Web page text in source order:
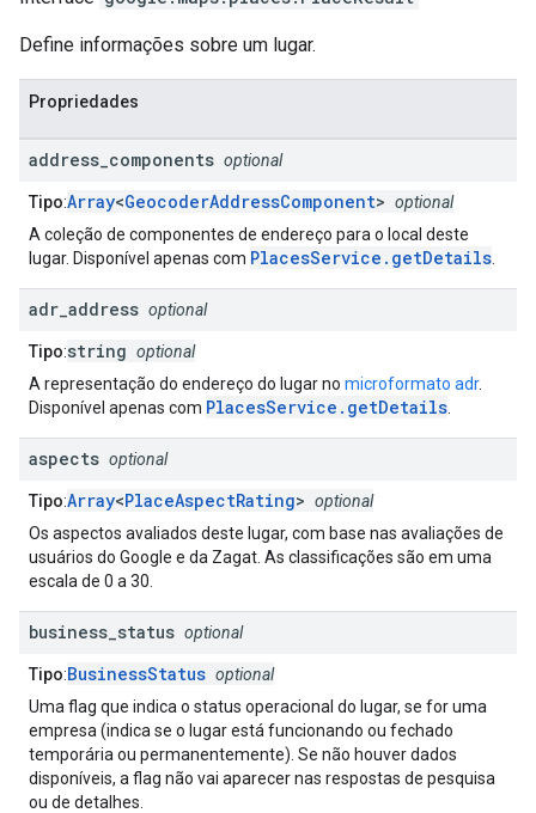
Define informações sobre um lugar.
Propriedades
address components optional
Tipo:Array<GeocoderAddressComponent> optional
A coleção de componentes de endereço para o local deste
lugar. Disponível apenas com PlacesService.getDetails
adr address optional
Tipo:string optional
A representação do endereço do lugar no microformato adr.
Disponível apenas com PlacesService.getDetails
aspects optional
Tipo:Array<PlaceAspectRating> optional
Os aspectos avaliados deste lugar, com base nas avaliações de
usuários do Google e da Zagat. As classificações são em uma
escala de 0 a 30.
business status optional
Tipo:BusinessStatus optional
Uma flag que indica o status operacional do lugar, se for uma
empresa (indica se o lugar está funcionando ou fechado
temporária ou permanentemente). Se não houver dados
disponíveis, a flag não vai aparecer nas respostas de pesquisa
ou de detalhes.